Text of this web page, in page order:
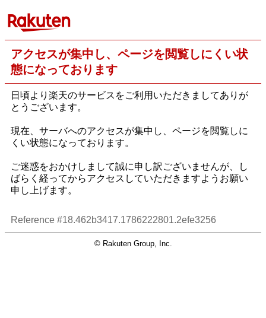
アクセスが集中し、ページを閲覧しにくい状
態になっております
日頃より楽天のサービスをご利用いただきましてありが
とうございます。
現在、サーバへのアクセスが集中し、ページを閲覧しに
くい状態になっております。
ご迷惑をおかけしまして誠に申し訳ございませんが、し
ばらく経ってからアクセスしていただきますようお願い
申し上げます。
Reference #18.462b3417.1786222801.2efe3256
© Rakuten Group, Inc.